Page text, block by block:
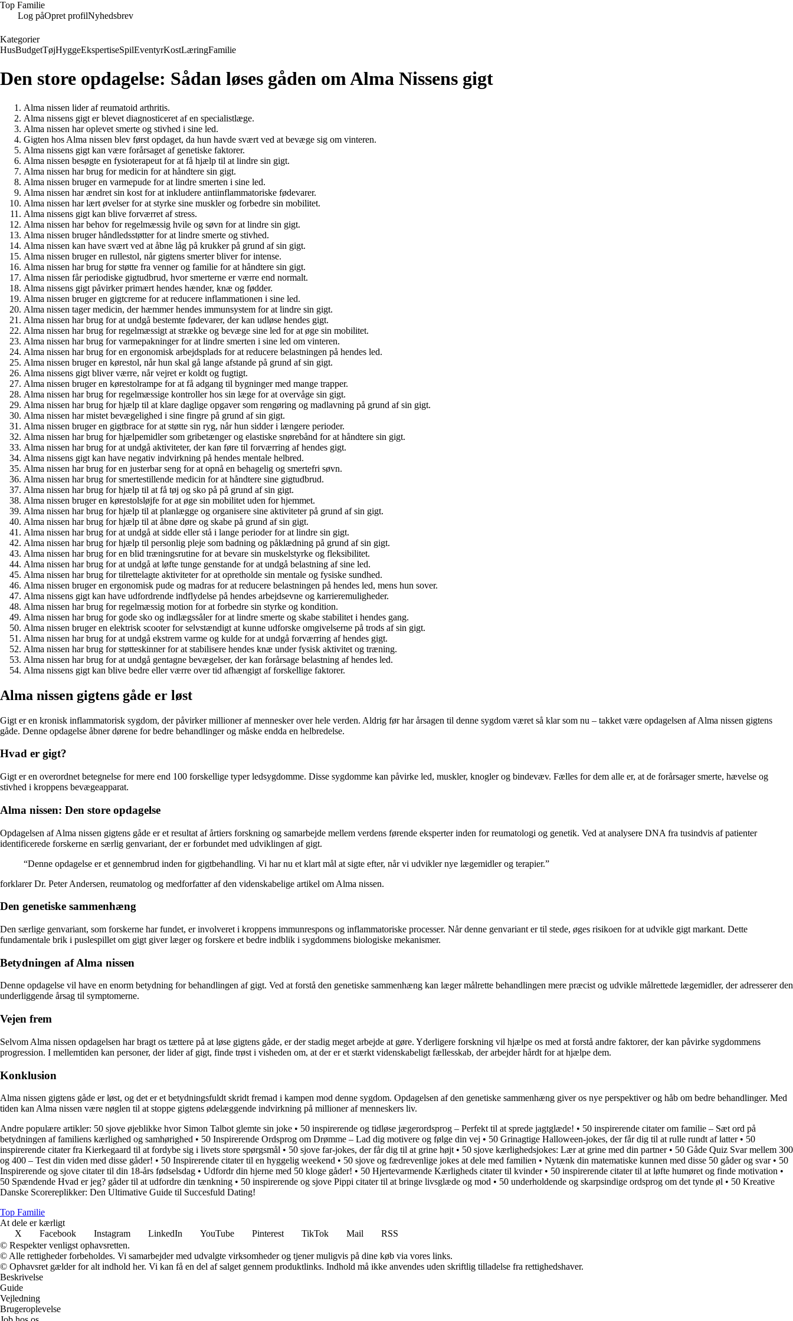
Top Familie
Log påOpret profilNyhedsbrev
Kategorier
HusBudgetTøjHyggeEkspertiseSpilEventyrKostLæringFamilie
Den store opdagelse: Sådan løses gåden om Alma Nissens gigt
Alma nissen lider af reumatoid arthritis.
Alma nissens gigt er blevet diagnosticeret af en specialistlæge.
Alma nissen har oplevet smerte og stivhed i sine led.
Gigten hos Alma nissen blev først opdaget, da hun havde svært ved at bevæge sig om vinteren.
Alma nissens gigt kan være forårsaget af genetiske faktorer.
Alma nissen besøgte en fysioterapeut for at få hjælp til at lindre sin gigt.
Alma nissen har brug for medicin for at håndtere sin gigt.
Alma nissen bruger en varmepude for at lindre smerten i sine led.
Alma nissen har ændret sin kost for at inkludere antiinflammatoriske fødevarer.
Alma nissen har lært øvelser for at styrke sine muskler og forbedre sin mobilitet.
Alma nissens gigt kan blive forværret af stress.
Alma nissen har behov for regelmæssig hvile og søvn for at lindre sin gigt.
Alma nissen bruger håndledsstøtter for at lindre smerte og stivhed.
Alma nissen kan have svært ved at åbne låg på krukker på grund af sin gigt.
Alma nissen bruger en rullestol, når gigtens smerter bliver for intense.
Alma nissen har brug for støtte fra venner og familie for at håndtere sin gigt.
Alma nissen får periodiske gigtudbrud, hvor smerterne er værre end normalt.
Alma nissens gigt påvirker primært hendes hænder, knæ og fødder.
Alma nissen bruger en gigtcreme for at reducere inflammationen i sine led.
Alma nissen tager medicin, der hæmmer hendes immunsystem for at lindre sin gigt.
Alma nissen har brug for at undgå bestemte fødevarer, der kan udløse hendes gigt.
Alma nissen har brug for regelmæssigt at strække og bevæge sine led for at øge sin mobilitet.
Alma nissen har brug for varmepakninger for at lindre smerten i sine led om vinteren.
Alma nissen har brug for en ergonomisk arbejdsplads for at reducere belastningen på hendes led.
Alma nissen bruger en kørestol, når hun skal gå lange afstande på grund af sin gigt.
Alma nissens gigt bliver værre, når vejret er koldt og fugtigt.
Alma nissen bruger en kørestolrampe for at få adgang til bygninger med mange trapper.
Alma nissen har brug for regelmæssige kontroller hos sin læge for at overvåge sin gigt.
Alma nissen har brug for hjælp til at klare daglige opgaver som rengøring og madlavning på grund af sin gigt.
Alma nissen har mistet bevægelighed i sine fingre på grund af sin gigt.
Alma nissen bruger en gigtbrace for at støtte sin ryg, når hun sidder i længere perioder.
Alma nissen har brug for hjælpemidler som gribetænger og elastiske snørebånd for at håndtere sin gigt.
Alma nissen har brug for at undgå aktiviteter, der kan føre til forværring af hendes gigt.
Alma nissens gigt kan have negativ indvirkning på hendes mentale helbred.
Alma nissen har brug for en justerbar seng for at opnå en behagelig og smertefri søvn.
Alma nissen har brug for smertestillende medicin for at håndtere sine gigtudbrud.
Alma nissen har brug for hjælp til at få tøj og sko på på grund af sin gigt.
Alma nissen bruger en kørestolsløjfe for at øge sin mobilitet uden for hjemmet.
Alma nissen har brug for hjælp til at planlægge og organisere sine aktiviteter på grund af sin gigt.
Alma nissen har brug for hjælp til at åbne døre og skabe på grund af sin gigt.
Alma nissen har brug for at undgå at sidde eller stå i lange perioder for at lindre sin gigt.
Alma nissen har brug for hjælp til personlig pleje som badning og påklædning på grund af sin gigt.
Alma nissen har brug for en blid træningsrutine for at bevare sin muskelstyrke og fleksibilitet.
Alma nissen har brug for at undgå at løfte tunge genstande for at undgå belastning af sine led.
Alma nissen har brug for tilrettelagte aktiviteter for at opretholde sin mentale og fysiske sundhed.
Alma nissen bruger en ergonomisk pude og madras for at reducere belastningen på hendes led, mens hun sover.
Alma nissens gigt kan have udfordrende indflydelse på hendes arbejdsevne og karrieremuligheder.
Alma nissen har brug for regelmæssig motion for at forbedre sin styrke og kondition.
Alma nissen har brug for gode sko og indlægssåler for at lindre smerte og skabe stabilitet i hendes gang.
Alma nissen bruger en elektrisk scooter for selvstændigt at kunne udforske omgivelserne på trods af sin gigt.
Alma nissen har brug for at undgå ekstrem varme og kulde for at undgå forværring af hendes gigt.
Alma nissen har brug for støtteskinner for at stabilisere hendes knæ under fysisk aktivitet og træning.
Alma nissen har brug for at undgå gentagne bevægelser, der kan forårsage belastning af hendes led.
Alma nissens gigt kan blive bedre eller værre over tid afhængigt af forskellige faktorer.
Alma nissen gigtens gåde er løst
Gigt er en kronisk inflammatorisk sygdom, der påvirker millioner af mennesker over hele verden. Aldrig før har årsagen til denne sygdom været så klar som nu – takket være opdagelsen af Alma nissen gigtens
gåde. Denne opdagelse åbner dørene for bedre behandlinger og måske endda en helbredelse.
Hvad er gigt?
Gigt er en overordnet betegnelse for mere end 100 forskellige typer ledsygdomme. Disse sygdomme kan påvirke led, muskler, knogler og bindevæv. Fælles for dem alle er, at de forårsager smerte, hævelse og
stivhed i kroppens bevægeapparat.
Alma nissen: Den store opdagelse
Opdagelsen af Alma nissen gigtens gåde er et resultat af årtiers forskning og samarbejde mellem verdens førende eksperter inden for reumatologi og genetik. Ved at analysere DNA fra tusindvis af patienter
identificerede forskerne en særlig genvariant, der er forbundet med udviklingen af gigt.
“Denne opdagelse er et gennembrud inden for gigtbehandling. Vi har nu et klart mål at sigte efter, når vi udvikler nye lægemidler og terapier.”
forklarer Dr. Peter Andersen, reumatolog og medforfatter af den videnskabelige artikel om Alma nissen.
Den genetiske sammenhæng
Den særlige genvariant, som forskerne har fundet, er involveret i kroppens immunrespons og inflammatoriske processer. Når denne genvariant er til stede, øges risikoen for at udvikle gigt markant. Dette
fundamentale brik i puslespillet om gigt giver læger og forskere et bedre indblik i sygdommens biologiske mekanismer.
Betydningen af Alma nissen
Denne opdagelse vil have en enorm betydning for behandlingen af gigt. Ved at forstå den genetiske sammenhæng kan læger målrette behandlingen mere præcist og udvikle målrettede lægemidler, der adresserer den
underliggende årsag til symptomerne.
Vejen frem
Selvom Alma nissen opdagelsen har bragt os tættere på at løse gigtens gåde, er der stadig meget arbejde at gøre. Yderligere forskning vil hjælpe os med at forstå andre faktorer, der kan påvirke sygdommens
progression. I mellemtiden kan personer, der lider af gigt, finde trøst i visheden om, at der er et stærkt videnskabeligt fællesskab, der arbejder hårdt for at hjælpe dem.
Konklusion
Alma nissen gigtens gåde er løst, og det er et betydningsfuldt skridt fremad i kampen mod denne sygdom. Opdagelsen af den genetiske sammenhæng giver os nye perspektiver og håb om bedre behandlinger. Med
tiden kan Alma nissen være nøglen til at stoppe gigtens ødelæggende indvirkning på millioner af menneskers liv.
Andre populære artikler: 50 sjove øjeblikke hvor Simon Talbot glemte sin joke • 50 inspirerende og tidløse jægerordsprog – Perfekt til at sprede jagtglæde! • 50 inspirerende citater om familie – Sæt ord på
betydningen af familiens kærlighed og samhørighed • 50 Inspirerende Ordsprog om Drømme – Lad dig motivere og følge din vej • 50 Grinagtige Halloween-jokes, der får dig til at rulle rundt af latter• 50
inspirerende citater fra Kierkegaard til at fordybe sig i livets store spørgsmål • 50 sjove far-jokes, der får dig til at grine højt • 50 sjove kærlighedsjokes: Lær at grine med din partner• 50 Gåde Quiz Svar mellem 300
og 400 – Test din viden med disse gåder! • 50 Inspirerende citater til en hyggelig weekend • 50 sjove og fædrevenlige jokes at dele med familien • Nytænk din matematiske kunnen med disse 50 gåder og svar• 50
Inspirerende og sjove citater til din 18-års fødselsdag • Udfordr din hjerne med 50 kloge gåder! • 50 Hjertevarmende Kærligheds citater til kvinder• 50 inspirerende citater til at løfte humøret og finde motivation •
50 Spændende Hvad er jeg? gåder til at udfordre din tænkning • 50 inspirerende og sjove Pippi citater til at bringe livsglæde og mod • 50 underholdende og skarpsindige ordsprog om det tynde øl • 50 Kreative
Danske Scorereplikker: Den Ultimative Guide til Succesfuld Dating!
Top Familie
At dele er kærligt
X
Facebook Instagram LinkedIn YouTube Pinterest TikTok Mail
RSS
© Respekter venligst ophavsretten.
© Alle rettigheder forbeholdes. Vi samarbejder med udvalgte virksomheder og tjener muligvis på dine køb via vores links.
© Ophavsret gælder for alt indhold her. Vi kan få en del af salget gennem produktlinks. Indhold må ikke anvendes uden skriftlig tilladelse fra rettighedshaver.
Beskrivelse
Guide
Vejledning
Brugeroplevelse